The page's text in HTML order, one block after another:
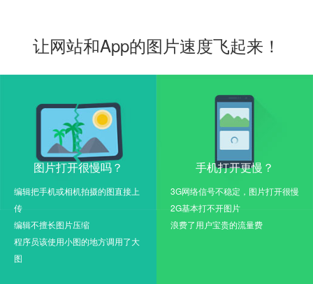
让网站和App的图片速度飞起来！
图片打开很慢吗？
编辑把手机或相机拍摄的图直接上
传
编辑不擅长图片压缩
程序员该使用小图的地方调用了大
图
手机打开更慢？
3G网络信号不稳定，图片打开很慢
2G基本打不开图片
浪费了用户宝贵的流量费